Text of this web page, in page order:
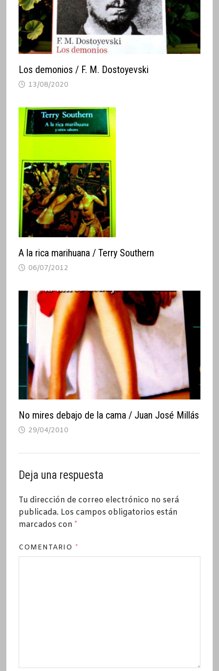
Los demonios / F. M. Dostoyevski
13/08/2020
A la rica marihuana / Terry Southern
06/07/2012
No mires debajo de la cama / Juan José Millás
29/04/2010
Deja una respuesta
Tu dirección de correo electrónico no será
publicada. Los campos obligatorios están
marcados con *
COMENTARIO *